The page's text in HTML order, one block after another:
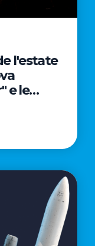
l'estate
e le
con